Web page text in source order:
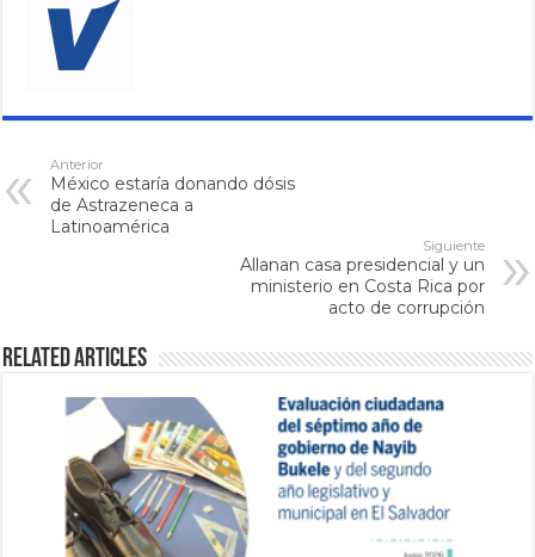
Anterior
México estaría donando dósis
de Astrazeneca a
Latinoamérica
Siguiente
Allanan casa presidencial y un
ministerio en Costa Rica por
acto de corrupción
Related Articles